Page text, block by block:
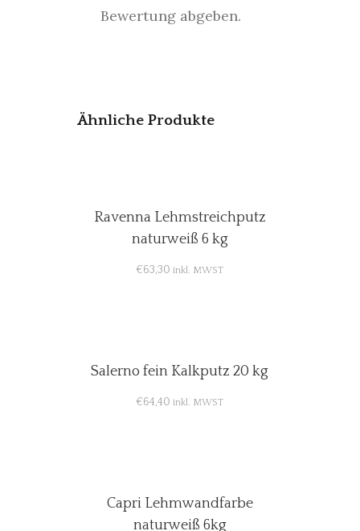
Bewertung abgeben.
Ähnliche Produkte
Ravenna Lehmstreichputz
naturweiß 6 kg
€63,30 inkl. MWST
Salerno fein Kalkputz 20 kg
€64,40 inkl. MWST
Capri Lehmwandfarbe
naturweiß 6kg